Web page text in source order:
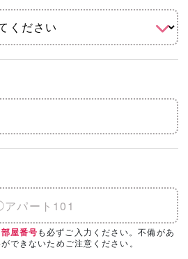
屋番号も必ずご入力ください。不備があ
できないためご注意ください。